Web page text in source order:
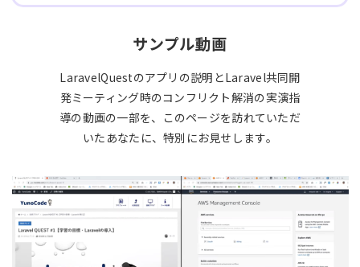
サンプル動画
LaravelQuestのアプリの説明とLaravel共同開
発ミーティング時のコンフリクト解消の実演指
導の動画の一部を、このページを訪れていただ
いたあなたに、特別にお見せします。